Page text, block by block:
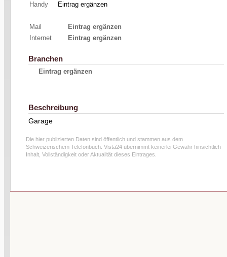
Handy
Eintrag ergänzen
Mail
Eintrag ergänzen
Internet
Eintrag ergänzen
Branchen
Eintrag ergänzen
Beschreibung
Garage
Die hier publizierten Daten sind öffentlich und stammen aus dem
Schweizerischem Telefonbuch. Vista24 übernimmt keinerlei Gewähr hinsichtlich
Inhalt, Vollständigkeit oder Aktualität dieses Eintrages.